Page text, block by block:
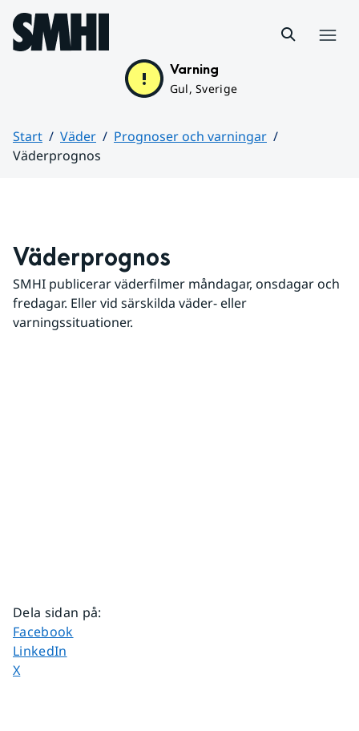
Hoppa till sidans innehåll
Varning
Gul, Sverige
Start Väder
Prognoser och varningar
Väderprognos
Väderprognos
SMHI publicerar väderfilmer måndagar, onsdagar och
fredagar. Eller vid särskilda väder- eller
varningssituationer.
Dela sidan på:
Dela sidan på
Facebook
Dela sidan på
LinkedIn
Dela sidan på
X